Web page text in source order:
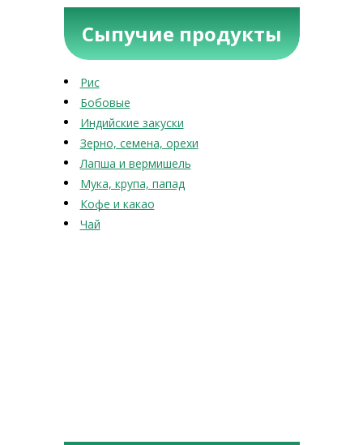
Сыпучие продукты
Рис
Бобовые
Индийские закуски
Зерно, семена, орехи
Лапша и вермишель
Мука, крупа, папад
Кофе и какао
Чай